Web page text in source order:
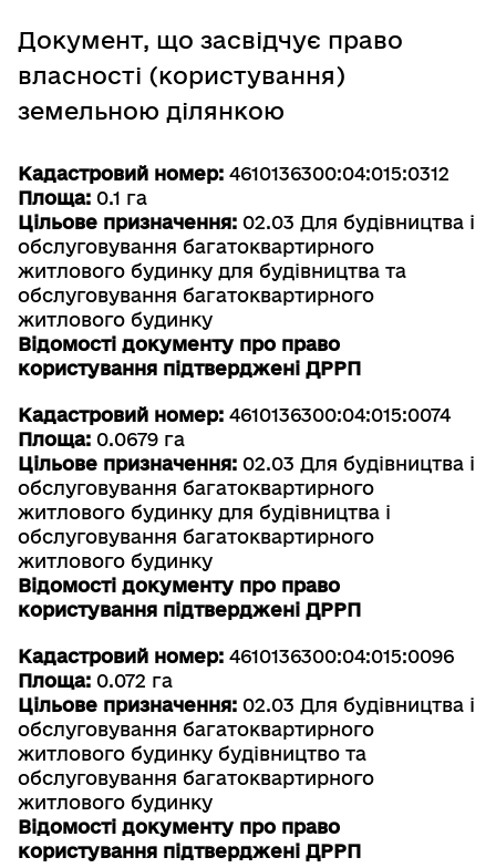
Документ, що засвідчує право
власності (користування)
земельною ділянкою
Кадастровий номер: 4610136300:04:015:0312
Площа: 0.1 га
Цільове призначення: 02.03 Для будівництва і
обслуговування багатоквартирного
житлового будинку для будівництва та
обслуговування багатоквартирного
житлового будинку
Відомості документу про право
користування підтверджені ДРРП
Кадастровий номер: 4610136300:04:015:0074
Площа: 0.0679 га
Цільове призначення: 02.03 Для будівництва і
обслуговування багатоквартирного
житлового будинку для будівництва і
обслуговування багатоквартирного
житлового будинку
Відомості документу про право
користування підтверджені ДРРП
Кадастровий номер: 4610136300:04:015:0096
Площа: 0.072 га
Цільове призначення: 02.03 Для будівництва і
обслуговування багатоквартирного
житлового будинку будівництво та
обслуговування багатоквартирного
житлового будинку
Відомості документу про право
користування підтверджені ДРРП